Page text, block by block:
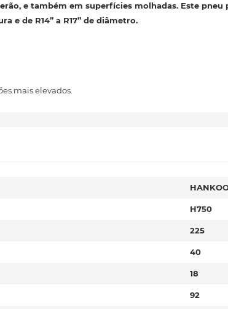
e também em superfícies molhadas. Este pneu
e de R14” a R17” de diâmetro.
mais elevados.
H750
225
40
18
92